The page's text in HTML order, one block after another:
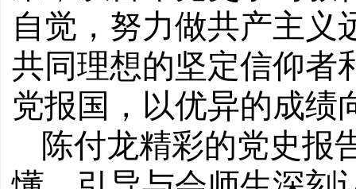
自觉，努力做共产主义
共同理想的坚定信仰者
党报国，以优异的成绩
陈付龙精彩的党史报